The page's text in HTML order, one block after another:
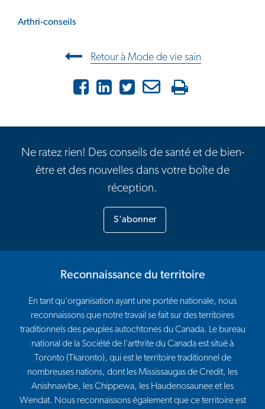
Arthri-conseils
Navigation entre les articles
Retour à Mode de vie sain
FacebookLinkedIn
X Courriel
Ne ratez rien! Des conseils de santé et de bien-
être et des nouvelles dans votre boîte de
réception.
S'abonner
Reconnaissance du territoire
En tant qu’organisation ayant une portée nationale, nous
reconnaissons que notre travail se fait sur des territoires
traditionnels des peuples autochtones du Canada. Le bureau
national de la Société de l’arthrite du Canada est situé à
Toronto (Tkaronto), qui est le territoire traditionnel de
nombreuses nations, dont les Mississaugas de Credit, les
Anishnawbe, les Chippewa, les Haudenosaunee et les
Wendat. Nous reconnaissons également que ce territoire est